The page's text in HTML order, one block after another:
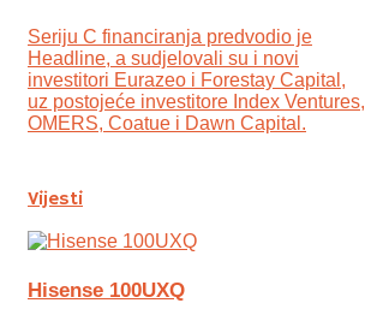
Seriju C financiranja predvodio je
Headline, a sudjelovali su i novi
investitori Eurazeo i Forestay Capital,
uz postojeće investitore Index Ventures,
OMERS, Coatue i Dawn Capital.
Vijesti
Hisense 100UXQ